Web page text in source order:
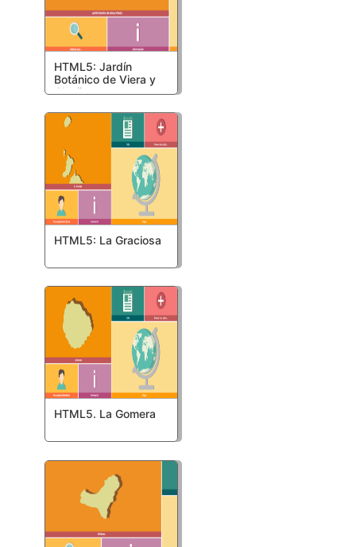
HTML5: Jardín
Botánico de Viera y
Clavijo
HTML5: La Graciosa
HTML5. La Gomera